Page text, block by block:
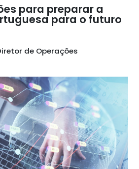
para preparar a
para o futuro
de Operações